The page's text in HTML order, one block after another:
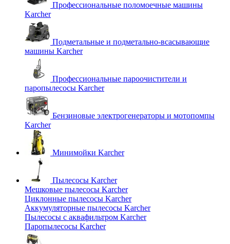
Профессиональные поломоечные машины
Karcher
Подметальные и подметально-всасывающие
машины Karcher
Профессиональные пароочистители и
паропылесосы Karcher
Бензиновые электрогенераторы и мотопомпы
Karcher
Минимойки Karcher
Пылесосы Karcher
Мешковые пылесосы Karcher
Циклонные пылесосы Karcher
Аккумуляторные пылесосы Karcher
Пылесосы с аквафильтром Karcher
Паропылесосы Karcher